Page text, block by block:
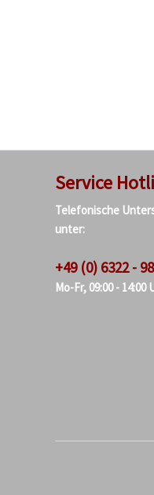
Service
Telefonische
unter:
+49 (0) 6322 -
Mo-Fr, 09:00 - 14:00